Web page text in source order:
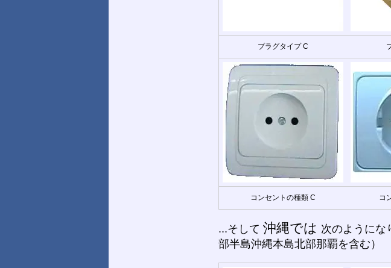
プラグタイプ C
コンセントの種類 C コ
...そして 沖縄では 次のようにな
部半島沖縄本島北部那覇を含む）